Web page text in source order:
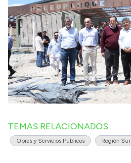
TEMAS RELACIONADOS
Obras y Servicios Públicos Región Sur